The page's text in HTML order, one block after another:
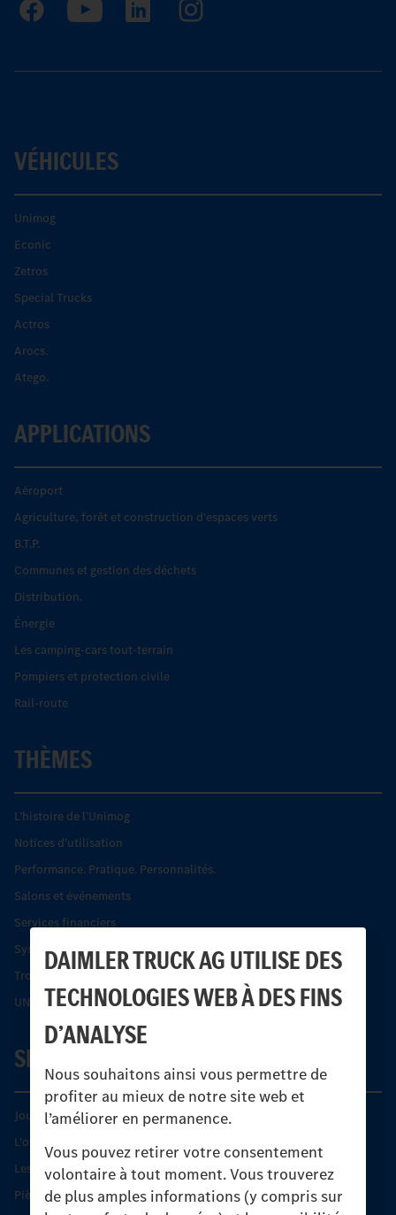
DAIMLER TRUCK AG UTILISE DES
TECHNOLOGIES WEB À DES FINS
D’ANALYSE
Nous souhaitons ainsi vous permettre de
profiter au mieux de notre site web et
l’améliorer en permanence.
Vous pouvez retirer votre consentement
volontaire à tout moment. Vous trouverez
de plus amples informations (y compris sur
VÉHICULES
Unimog
Econic
Zetros
Special Trucks
Actros
Arocs.
Atego.
APPLICATIONS
Aéroport
Agriculture, forêt et construction d'espaces verts
B.T.P.
Communes et gestion des déchets
Distribution.
Énergie
Les camping-cars tout-terrain
Pompiers et protection civile
Rail-route
THÈMES
L’histoire de l’Unimog
Notices d'utilisation
Performance. Pratique. Personnalités.
Salons et événements
Services financiers
Systèmes de sécurité Econic
Trouver un partenaire
UNI-TOUCH®
SERVICE
Journées diagnostic Technique S.A.V Unimog
L'offre de services Unimog
Les produits phares
Pièces d’origine